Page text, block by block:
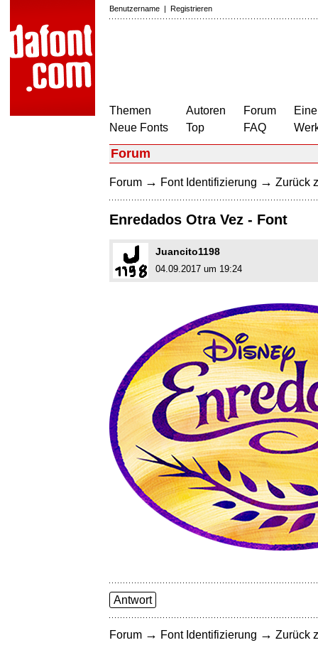
Benutzername | Registrieren
Themen
Neue Fonts
Autoren
Top
Forum
FAQ
Forum
Forum → Font Identifizierung → Zurück
Enredados Otra Vez - Font
Juancito1198
04.09.2017 um 19:24
Antwort
Forum → Font Identifizierung → Zurück